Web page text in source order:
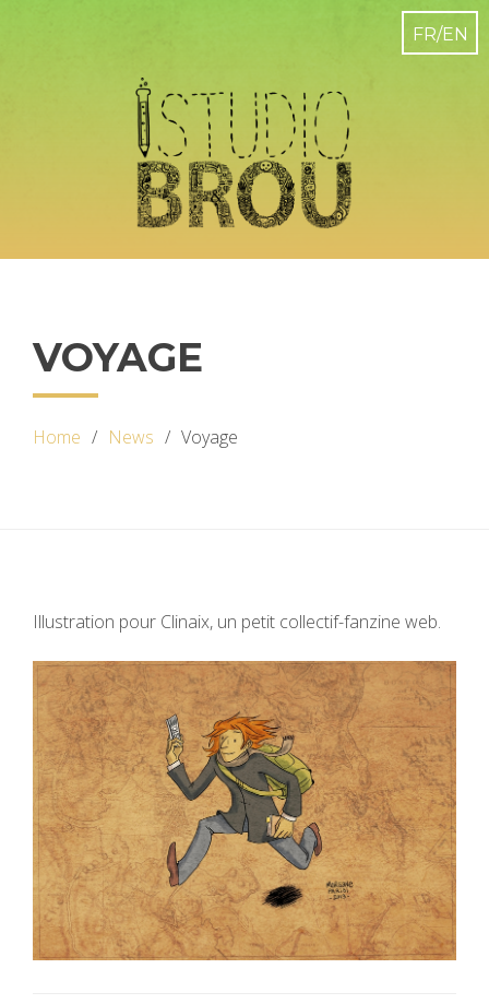
VOYAGE
Home News Voyage
Illustration pour Clinaix, un petit collectif-fanzine web.